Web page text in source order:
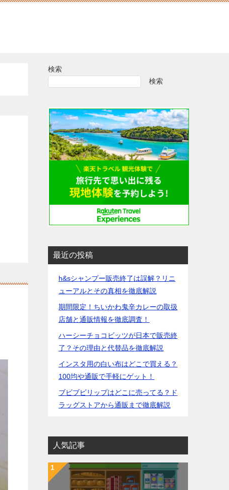
検索
検索
最近の投稿
h&sシャンプー販売終了は誤解？リニ
ューアルとその真相を徹底解説
期間限定！ちいかわ鬼辛カレーの取扱
店舗と通販情報を徹底調査！
ハーシーチョコビッツが日本で販売終
了？その理由と代替品を徹底解説
インスタ用の白い布はどこで買える？
100均や通販で手軽にゲット！
ブビブビリップはどこに売ってる？ド
ラッグストアから通販まで徹底解説
人気記事